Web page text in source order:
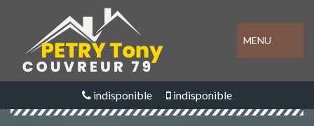
MENU
indisponible indisponible